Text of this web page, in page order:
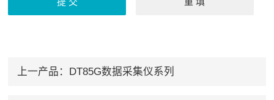
上一产品： DT85G数据采集仪系列